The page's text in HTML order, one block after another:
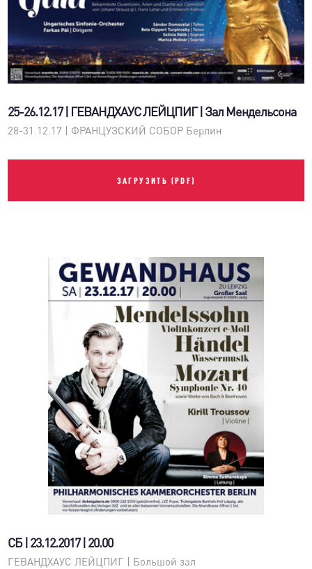
25-26.12.17 | ГЕВАНДХАУС ЛЕЙЦПИГ | Зал Мендельсона
28-31.12.17 | ФРАНЦУЗСКИЙ СОБОР Берлин
ЗАГРУЗИТЬ (PDF)
СБ | 23.12.2017 | 20.00
ГЕВАНДХАУС ЛЕЙЦПИГ | Большой зал